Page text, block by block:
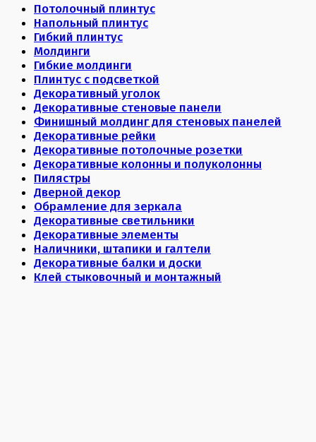
Потолочный плинтус
Напольный плинтус
Гибкий плинтус
Молдинги
Гибкие молдинги
Плинтус с подсветкой
Декоративный уголок
Декоративные стеновые панели
Финишный молдинг для стеновых панелей
Декоративные рейки
Декоративные потолочные розетки
Декоративные колонны и полуколонны
Пилястры
Дверной декор
Обрамление для зеркала
Декоративные светильники
Декоративные элементы
Наличники, штапики и галтели
Декоративные балки и доски
Клей стыковочный и монтажный